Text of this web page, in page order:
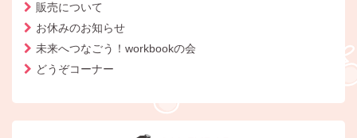
販売について
お休みのお知らせ
未来へつなごう！workbookの会
どうぞコーナー